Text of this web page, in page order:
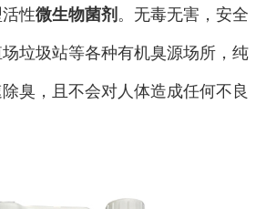
性微生物菌剂 。无毒无害，安全
垃圾站等各种有机臭源场所，纯
臭，且不会对人体造成任何不良